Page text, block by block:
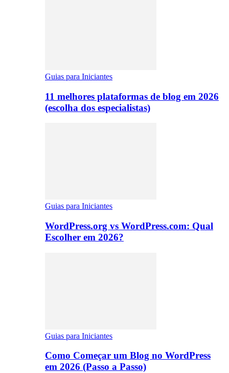
Guias para Iniciantes
11 melhores plataformas de blog em 2026
(escolha dos especialistas)
Guias para Iniciantes
WordPress.org vs WordPress.com: Qual
Escolher em 2026?
Guias para Iniciantes
Como Começar um Blog no WordPress
em 2026 (Passo a Passo)